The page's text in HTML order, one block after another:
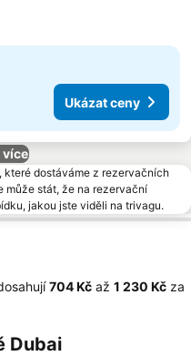
Ukázat ceny
které dostáváme z rezervačních
může stát, že na rezervační
jakou jste viděli na trivagu.
‎704 Kč až ‎1 230 Kč za
Dubai